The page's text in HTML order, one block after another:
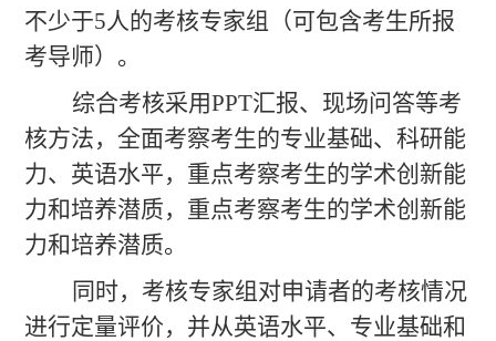
不少于5人的考核专家组（可包含考生所报
考导师）。
综合考核采用PPT汇报、现场问答等考
核方法，全面考察考生的专业基础、科研能
力、英语水平，重点考察考生的学术创新能
力和培养潜质，重点考察考生的学术创新能
力和培养潜质。
同时，考核专家组对申请者的考核情况
进行定量评价，并从英语水平、专业基础和